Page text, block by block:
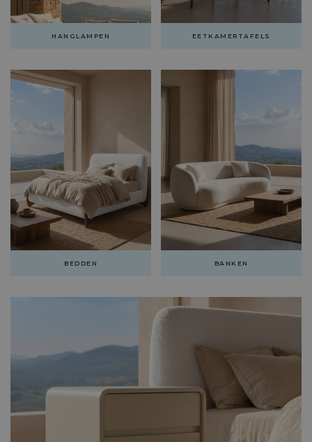
HANGLAMPEN EETKAMERTAFELS
BEDDEN BANKEN